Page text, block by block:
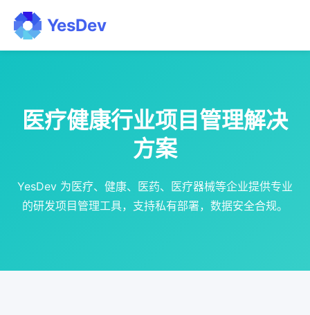
YesDev
医疗健康行业项目管理解决
方案
YesDev 为医疗、健康、医药、医疗器械等企业提供专业
的研发项目管理工具，支持私有部署，数据安全合规。